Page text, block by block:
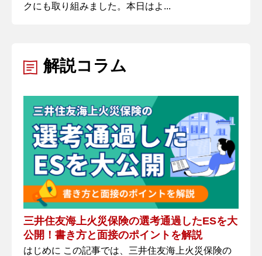
クにも取り組みました。本日はよ...
解説コラム
三井住友海上火災保険の選考通過したESを大
公開！書き方と面接のポイントを解説
はじめに この記事では、三井住友海上火災保険の